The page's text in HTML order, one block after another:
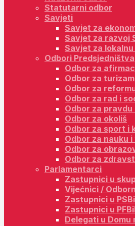
Statutarni odbor
Savjeti
Savjet za
Savjet za razvoj
Savjet za
Odbori Predsjedništva
Odbor za
Odbor za turizam
Odbor za
Odbor za rad i
Odbor za
Odbor za okoliš
Odbor za sport i
Odbor za nauku
Odbor za
Odbor za
Parlamentarci
Zastupnici u
Vijećnici /
Zastupnici u
Zastupnici u
Delegati u Domu